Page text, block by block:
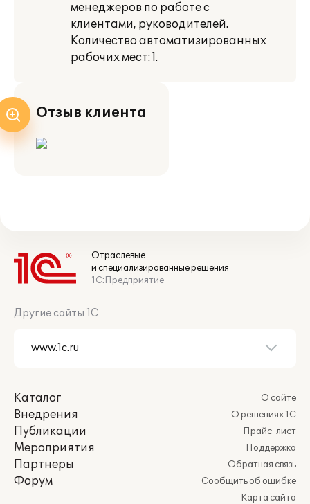
менеджеров по работе с
клиентами, руководителей.
Количество автоматизированных
рабочих мест:1.
Отзыв клиента
Отраслевые
и специализированные решения
1С:Предприятие
Другие сайты 1С
Каталог
Внедрения
Публикации
Мероприятия
Партнеры
Форум
О сайте
О решениях 1С
Прайс-лист
Поддержка
Обратная связь
Сообщить об ошибке
Карта сайта